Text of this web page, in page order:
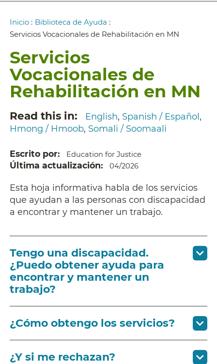
Ruta
de
Inicio : Biblioteca de Ayuda :
Servicios Vocacionales de Rehabilitación en MN
Servicios
Vocacionales de
Rehabilitación en MN
Read this in English Spanish / Español
Hmong / Hmoob Somali / Soomaali
Escrito por Education for Justice
Última actualización 04/2026
Esta hoja informativa habla de los servicios
que ayudan a las personas con discapacidad
a encontrar y mantener un trabajo.
Tengo una discapacidad.
¿Puedo obtener ayuda para
encontrar y mantener un
trabajo?
¿Cómo obtengo los servicios?
¿Y si me rechazan?